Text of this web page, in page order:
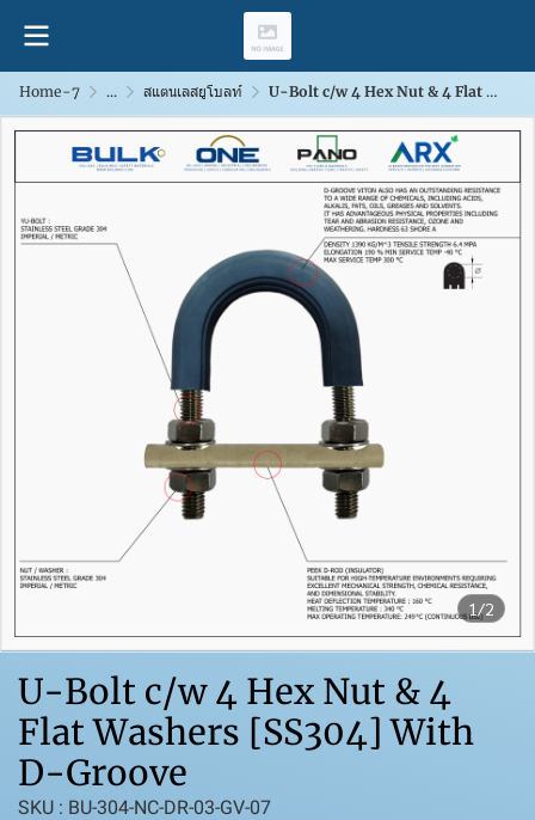
Home-7 ... สแตนเลสยูโบลท์ U-Bolt c/w 4 Hex Nut & 4 Flat Washers [SS304] With D-Groove
1/2
U-Bolt c/w 4 Hex Nut & 4
Flat Washers [SS304] With
D-Groove
SKU : BU-304-NC-DR-03-GV-07